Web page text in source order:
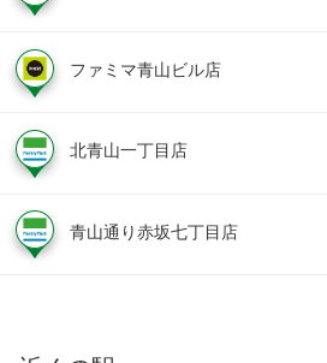
ファミマ青山ビル店
北青山一丁目店
青山通り赤坂七丁目店